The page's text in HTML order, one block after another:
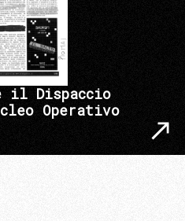
il Dispaccio
Operativo